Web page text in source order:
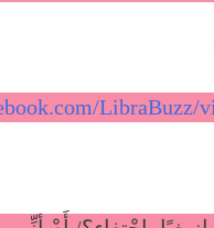
LibraBuzz/